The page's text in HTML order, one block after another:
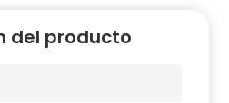
del producto